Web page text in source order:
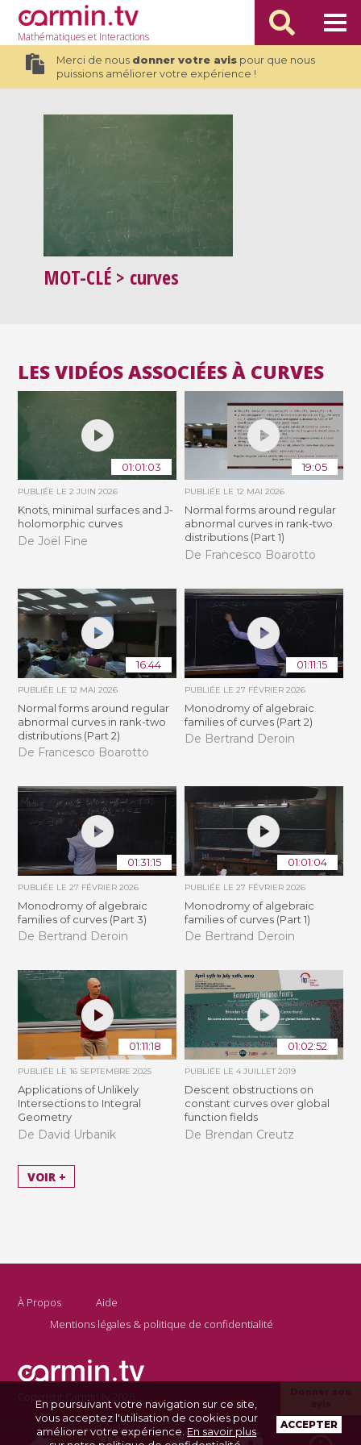
Mathématiqueset Interactions
Merci de nous donner votre avispour que nous
puissions améliorer votre expérience !
MOT-CLÉ > curves
LES VIDÉOS ASSOCIÉES À CURVES
01:01:03
PUBLIÉE LE2 JUIN 2026
Knots, minimal surfaces and J-
holomorphic curves
De Joël Fine
19:05
PUBLIÉE LE 12 MAI 2026
Normal forms around regular
abnormal curves in rank-two
distributions (Part 1)
De Francesco Boarotto
16:44
PUBLIÉE LE12 MAI 2026
Normal forms around regular
abnormal curves in rank-two
distributions (Part 2)
De Francesco Boarotto
01:11:15
PUBLIÉE LE 27 FÉVRIER 2026
Monodromy of algebraic
families of curves (Part 2)
De Bertrand Deroin
01:31:15
PUBLIÉE LE27 FÉVRIER 2026
Monodromy of algebraic
families of curves (Part 3)
De Bertrand Deroin
01:01:04
PUBLIÉE LE 27 FÉVRIER 2026
Monodromy of algebraic
families of curves (Part 1)
De Bertrand Deroin
01:11:18
PUBLIÉE LE16 SEPTEMBRE 2025
Applications of Unlikely
Intersections to Integral
Geometry
De David Urbanik
01:02:52
PUBLIÉE LE 4 JUILLET 2019
Descent obstructions on
constant curves over global
function fields
De Brendan Creutz
VOIR +
À Propos
Aide
Mentions légales & politique de confidentialité
Copyright Carmin.tv 2026
En poursuivant votre navigation sur ce site,
vous acceptez l'utilisation de cookies pour
améliorer votre expérience. En savoir plus
ACCEPTER